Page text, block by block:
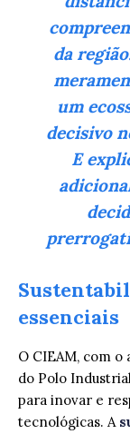
da
um
decisivo
E
essenciais
O CIEAM, com
do Polo
para inovar e
tecnológicas. A